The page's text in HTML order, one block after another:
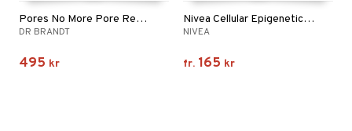
Pores No More Pore Refiner Primer
DR BRANDT
495 kr
Nivea Cellular Epigenetics Age Rewind Serum
NIVEA
fr. 165 kr